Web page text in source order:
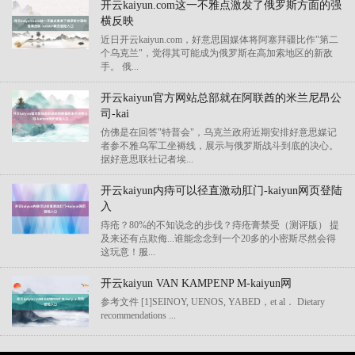
开云kaiyun.com这一不雅点激发了俄罗斯方面的强
横反映
近日开云kaiyun.com，好意思国媒体将阿塞拜疆比作"第二
个乌克兰"，觉得其可能成为俄罗斯在高加索地区的新敌
手。 俄...
开云kaiyun官方网站总部就在阿联酋的米兰尼昂公
司-kai
仿佛是在回答"特普会"，乌克兰政府近期安排好意思媒记
者参不雅乌军工坐褥线，展示与俄罗斯战斗到底的决心。
据好意思联社记者埃...
开云kaiyun内痔可以径直激动肛门-kaiyun网页登陆
入
痔疮？80%的不知说念的步伐？痔疮膏禁受（测评版） 提
及来还有点欺侮...谁能念念到一个20多的小密斯尽然会得
这玩意！服...
开云kaiyun VAN KAMPENP M-kaiyun网
参考文件 [1]SEINOY, UENOS, YABED，et al． Dietary
recommendations ...